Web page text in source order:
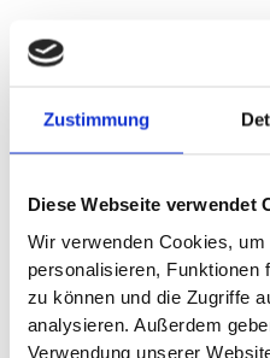
Zustimmung
Diese Webseite verwendet
Wir verwenden Cookies,
personalisieren, Funktionen
zu können und die Zugriffe
analysieren. Außerdem
Verwendung unserer
Beschreibung
Traumland berechtigt.
Wenn du dich für
du dein Tagesticket, in